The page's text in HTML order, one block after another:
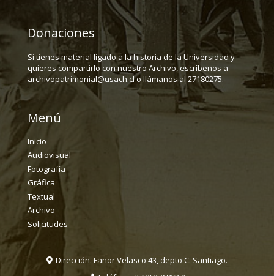
Donaciones
Si tienes material ligado a la historia de la Universidad y
quieres compartirlo con nuestro Archivo, escríbenos a
archivopatrimonial@usach.cl o llámanos al 27180275.
Menú
Inicio
Audiovisual
Fotografía
Gráfica
Textual
Archivo
Solicitudes
Dirección: Fanor Velasco 43, depto C. Santiago.